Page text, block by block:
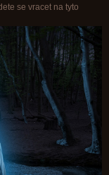
se vracet na tyto